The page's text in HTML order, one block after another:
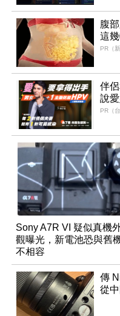
腹
這
PR（
伴
說愛
PR（
Sony A7R VI 疑似真機
觀曝光，新電池恐與舊
不相容
傳
從